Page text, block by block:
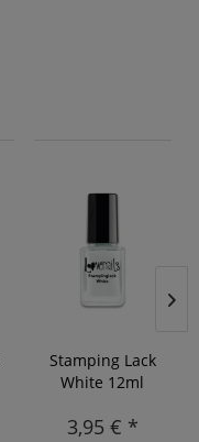
Stamping Lack
White 12ml
3,95 € *